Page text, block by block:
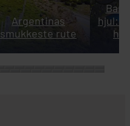
Argentinas
smukkeste rute
hjul: